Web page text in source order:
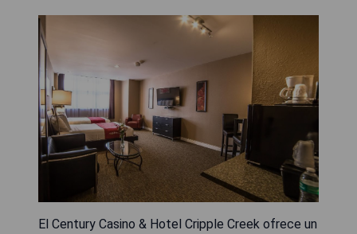
El Century Casino & Hotel Cripple Creek ofrece un